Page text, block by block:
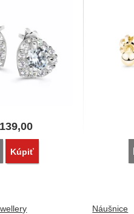
Porovnať
Kúpiť
Náušnice